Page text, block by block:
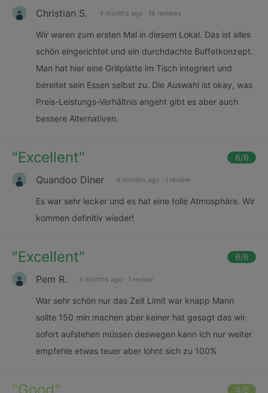
Christian S. 4 months ago · 16 reviews
Wir waren zum ersten Mal in diesem Lokal. Das ist alles
schön eingerichtet und ein durchdachte Buffetkonzept.
Man hat hier eine Grillplatte im Tisch integriert und
bereitet sein Essen selbst zu. Die Auswahl ist okay, was
Preis-Leistungs-Verhältnis angeht gibt es aber auch
bessere Alternativen.
"Excellent" 6/6
Quandoo Diner 4 months ago · 1 review
Es war sehr lecker und es hat eine tolle Atmosphäre. Wir
kommen definitiv wieder!
"Excellent" 6/6
Pem R. 4 months ago · 1 review
War sehr schön nur das Zeit Limit war knapp Mann
sollte 150 min machen aber keiner hat gesagt das wir
sofort aufstehen müssen deswegen kann ich nur weiter
empfehle etwas teuer aber lohnt sich zu 100%
4/6